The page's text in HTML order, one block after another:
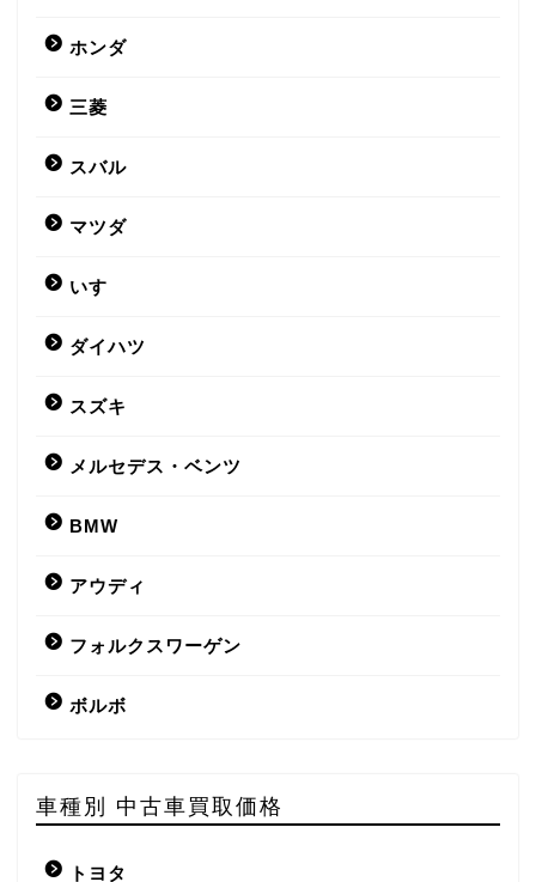
ホンダ
三菱
スバル
マツダ
いすゞ
ダイハツ
スズキ
メルセデス・ベンツ
BMW
アウディ
フォルクスワーゲン
ボルボ
車種別 中古車買取価格
トヨタ